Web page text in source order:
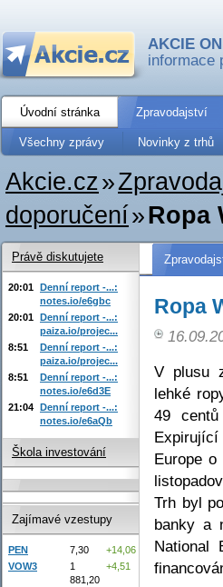
AKCIE
informace
Úvodní stránka Zpravodajství
Všechny zprávy Novinky z trhů
Akcie.cz»
doporučení»Ropa
Ropa
V plusu
lehké
49
Europe
Trh byl
banky a
National
Právě diskutujete
20:01 Denní report -...:
notes.io/e6gbc
20:01 Denní report -...:
paiza.io/projec...
8:51
Denní report -...:
paiza.io/projec...
8:51
Denní report -...:
notes.io/e6d3E
21:04 Denní report -...:
notes.io/e6aQb
Škola investování
Zajímavé vzestupy
PEN 7,30
+14,06
VOW3
1
881,20
+4,51